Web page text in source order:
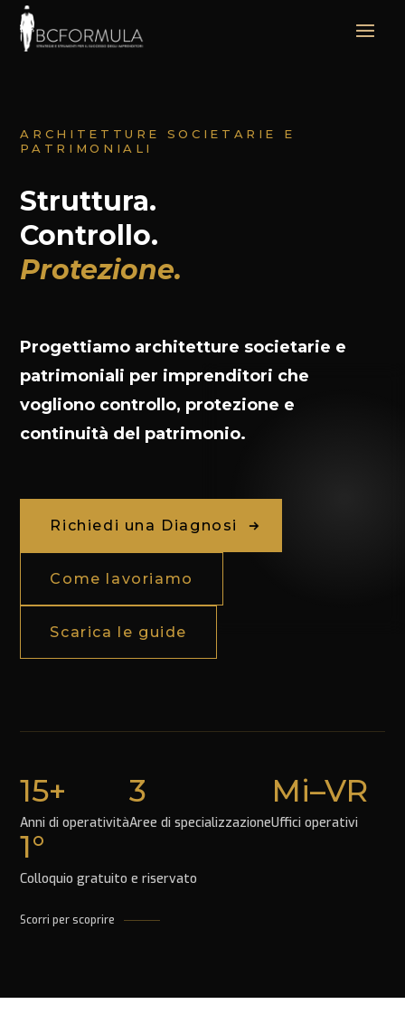
ARCHITETTURE SOCIETARIE E
PATRIMONIALI
Struttura.
Controllo.
Protezione.
Progettiamo architetture societarie e
patrimoniali per imprenditori che
vogliono controllo, protezione e
continuità del patrimonio.
Richiedi una Diagnosi
Come lavoriamo
Scarica le guide
15+
Anni di operatività
3
Aree di specializzazione
Mi–VR
Uffici operativi
1°
Colloquio gratuito e riservato
Scorri per scoprire